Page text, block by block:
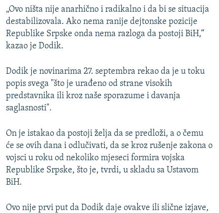
„Ovo ništa nije anarhično i radikalno i da bi se situacija
destabilizovala. Ako nema ranije dejtonske pozicije
Republike Srpske onda nema razloga da postoji BiH,“
kazao je Dodik.
Dodik je novinarima 27. septembra rekao da je u toku
popis svega "što je urađeno od strane visokih
predstavnika ili kroz naše sporazume i davanja
saglasnosti".
On je istakao da postoji želja da se predloži, a o čemu
će se ovih dana i odlučivati, da se kroz rušenje zakona o
vojsci u roku od nekoliko mjeseci formira vojska
Republike Srpske, što je, tvrdi, u skladu sa Ustavom
BiH.
Ovo nije prvi put da Dodik daje ovakve ili slične izjave,